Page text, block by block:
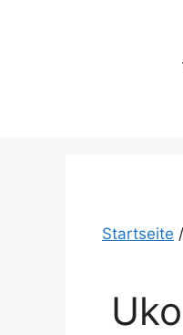
Startseite /